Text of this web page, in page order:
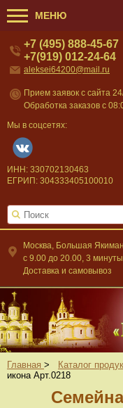
МЕНЮ
Москва, Большая
c 9.00 до 20.00, 3
Доставка и самовывоз
+7 (495) 888-45-67
+7(919) 012-24-64
aleksei64200@mail.ru
Прием заявок с сайта
Обработка заказов с
Мы в соцсетях:
ИНН: 330702130463
ЕГРИП: 304333405100010
Главная > Каталог
икона Арт.0218